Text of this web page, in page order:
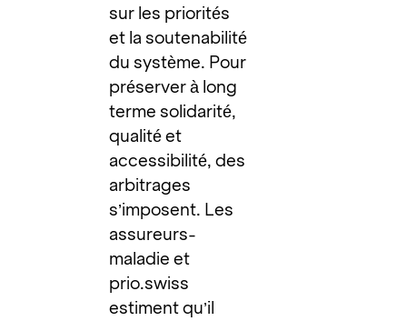
sur les priorités
et la soutenabilité
du système. Pour
préserver à long
terme solidarité,
qualité et
accessibilité, des
arbitrages
s’imposent. Les
assureurs-
maladie et
prio.swiss
estiment qu’il